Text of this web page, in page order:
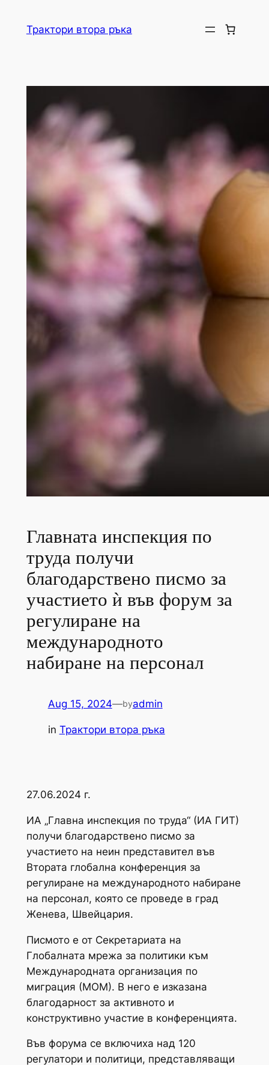
Трактори втора ръка
Главната инспекция по
труда получи
благодарствено писмо за
участието ѝ във форум за
регулиране на
международното
набиране на персонал
Aug 15, 2024—byadmin
in Трактори втора ръка
27.06.2024 г.
ИА „Главна инспекция по труда“ (ИА ГИТ)
получи благодарствено писмо за
участието на неин представител във
Втората глобална конференция за
регулиране на международното набиране
на персонал, която се проведе в град
Женева, Швейцария.
Писмото е от Секретариата на
Глобалната мрежа за политики към
Международната организация по
миграция (МОМ). В него е изказана
благодарност за активното и
конструктивно участие в конференцията.
Във форума се включиха над 120
регулатори и политици, представляващи